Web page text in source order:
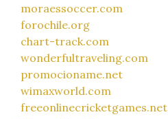
moraessoccer.com
forochile.org
chart-track.com
wonderfultraveling.com
promocioname.net
wimaxworld.com
freeonlinecricketgames.net